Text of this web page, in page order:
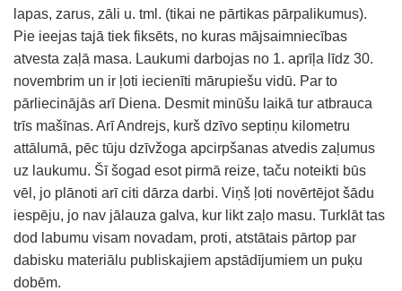
lapas, zarus, zāli u. tml. (tikai ne pārtikas pārpalikumus).
Pie ieejas tajā tiek fiksēts, no kuras mājsaimniecības
atvesta zaļā masa. Laukumi darbojas no 1. aprīļa līdz 30.
novembrim un ir ļoti iecienīti mārupiešu vidū. Par to
pārliecinājās arī Diena. Desmit minūšu laikā tur atbrauca
trīs mašīnas. Arī Andrejs, kurš dzīvo septiņu kilometru
attālumā, pēc tūju dzīvžoga apcirpšanas atvedis zaļumus
uz laukumu. Šī šogad esot pirmā reize, taču noteikti būs
vēl, jo plānoti arī citi dārza darbi. Viņš ļoti novērtējot šādu
iespēju, jo nav jālauza galva, kur likt zaļo masu. Turklāt tas
dod labumu visam novadam, proti, atstātais pārtop par
dabisku materiālu publiskajiem apstādījumiem un puķu
dobēm.